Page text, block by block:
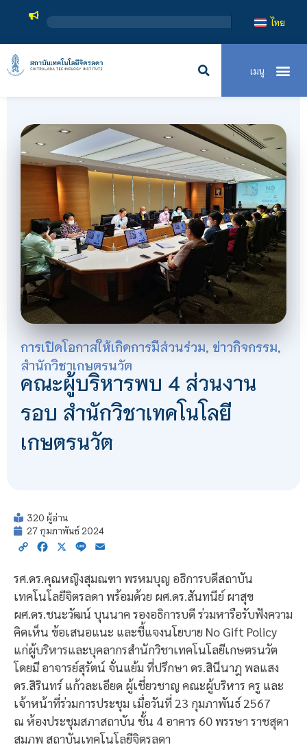
สถาบันเท
ไทย
การเปิดโอกาสให้เกิดการมีส่วนร่วม,ข่าวกิจกรรม,
สำนักวิชาเกษตรนวัต
คณะผู้บริหารพบ 4 ส่วนงาน
รอบ สำนักวิชาเทคโนโลยี
เกษตรนวัต
320 ผู้อ่าน
27 กุมภาพันธ์ 2024
Copy Facebook
X Line
รศ.ดร.คุณหญิงสุมณฑา พรหมบุญ อธิการบดีสถาบัน
เทคโนโลยีจิตรลดา พร้อมด้วย ผศ.ดร.สันทนีย์ ผาสุข
ผศ.ดร.ชนะวัฒน์ บุนนาค รองอธิการบดี ร่วมหารือรับฟังความ
คิดเห็น ข้อเสนอแนะ และชี้แจงนโยบาย No Gift Policy
แก่ผู้บริหารและบุคลากรสำนักวิชาเทคโนโลยีเกษตรนวัต
โดยมี อาจารย์สุรัตน์ จั่นแย้ม ที่ปรึกษา ดร.สินีนาฎ พลแสง
ดร.สิรินทร์ แก้วละเอียด ผู้เชี่ยวชาญ คณะผู้บริหาร ครู และ
เจ้าหน้าที่ร่วมการประชุม เมื่อวันที่ 23 กุมภาพันธ์ 2567
ณ ห้องประชุมสภาสถาบัน ชั้น 4 อาคาร 60 พรรษา ราชสุดา
สมภพ สถาบันเทคโนโลยีจิตรลดา